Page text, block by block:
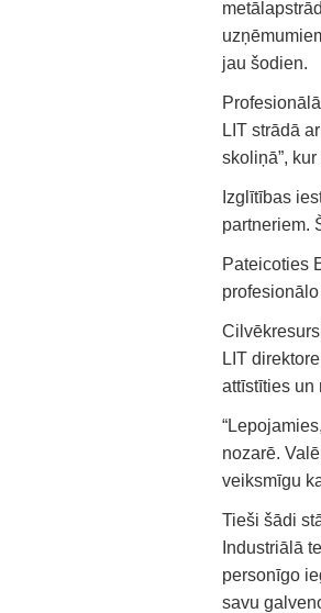
jau šodien.
LIT strādā
skoliņā”,
Izglītības
partneriem.
Pateicoties
LIT
attīstīties un
nozarē.
veiksmīgu
Tieši šādi
Industriālā
personīgo
savu